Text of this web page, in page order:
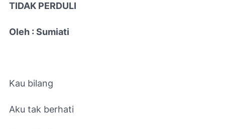
TIDAK PERDULI
Oleh : Sumiati
Kau bilang
Aku tak berhati